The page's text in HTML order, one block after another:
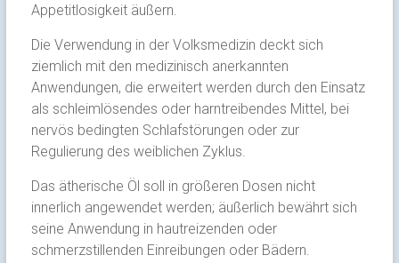
Appetitlosigkeit äußern.
Die Verwendung in der Volksmedizin deckt sich
ziemlich mit den medizinisch anerkannten
Anwendungen, die erweitert werden durch den Einsatz
als schleimlösendes oder harntreibendes Mittel, bei
nervös bedingten Schlafstörungen oder zur
Regulierung des weiblichen Zyklus.
Das ätherische Öl soll in größeren Dosen nicht
innerlich angewendet werden; äußerlich bewährt sich
seine Anwendung in hautreizenden oder
schmerzstillenden Einreibungen oder Bädern.